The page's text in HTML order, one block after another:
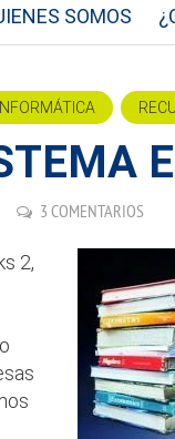
SOMOS
INFORMÁTICA
3 COMENTARIOS
2,